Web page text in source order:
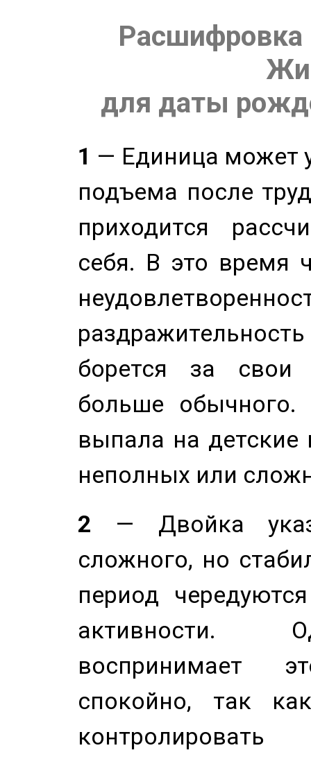
Расшифровка
для даты
1 — Единица может
подъема после
приходится
себя. В это время
борется за свои
больше
выпала на детские
неполных или
2 — Двойка
сложного, но
период
активности.
воспринимает
спокойно, так